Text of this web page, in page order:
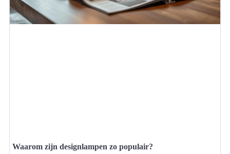
Waarom zijn designlampen zo populair?